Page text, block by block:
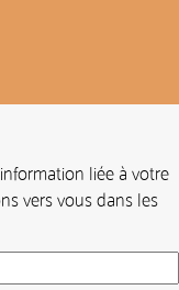
liée à votre
vers vous dans les